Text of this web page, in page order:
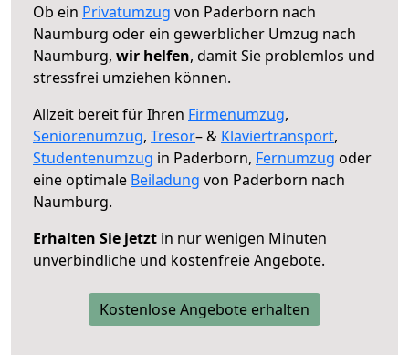
Ob ein Privatumzug von Paderborn nach
Naumburg oder ein gewerblicher Umzug nach
Naumburg, wir helfen, damit Sie problemlos und
stressfrei umziehen können.
Allzeit bereit für Ihren Firmenumzug,
Seniorenumzug, Tresor– & Klaviertransport,
Studentenumzug in Paderborn, Fernumzug oder
eine optimale Beiladung von Paderborn nach
Naumburg.
Erhalten Sie jetzt in nur wenigen Minuten
unverbindliche und kostenfreie Angebote.
Kostenlose Angebote erhalten